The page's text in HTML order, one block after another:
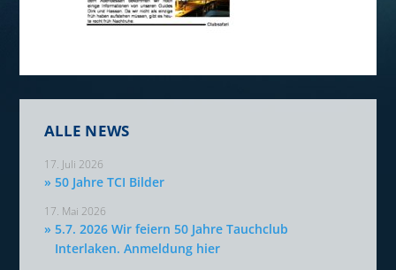
ALLE NEWS
17. Juli 2026
50 Jahre TCI Bilder
17. Mai 2026
5.7. 2026 Wir feiern 50 Jahre Tauchclub
Interlaken. Anmeldung hier